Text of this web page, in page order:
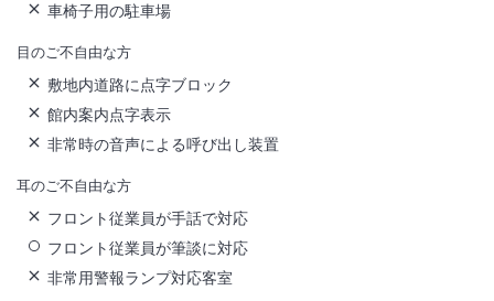
車椅子用の駐車場
目のご不自由な方
敷地内道路に点字ブロック
館内案内点字表示
非常時の音声による呼び出し装置
耳のご不自由な方
フロント従業員が手話で対応
フロント従業員が筆談に対応
非常用警報ランプ対応客室